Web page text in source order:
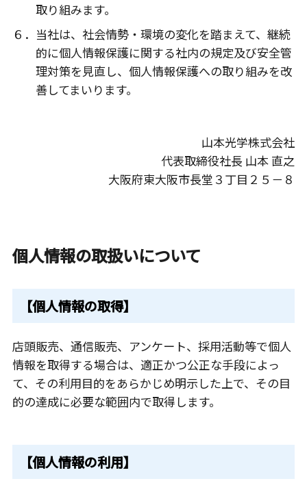
取り組みます。
６．当社は、社会情勢・環境の変化を踏まえて、継続
的に個人情報保護に関する社内の規定及び安全管
理対策を見直し、個人情報保護への取り組みを改
善してまいります。
山本光学株式会社
代表取締役社長 山本 直之
大阪府東大阪市長堂３丁目２５－８
個人情報の取扱いについて
【個人情報の取得】
店頭販売、通信販売、アンケート、採用活動等で個人
情報を取得する場合は、適正かつ公正な手段によっ
て、その利用目的をあらかじめ明示した上で、その目
的の達成に必要な範囲内で取得します。
【個人情報の利用】